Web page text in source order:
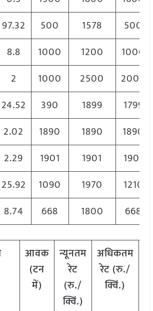
97.32 500 1578
500
8.8 1000 1200
1000
2 1000 2500
2000
24.52 390 1899
1799
2.02 1890 1890
1890
2.29 1901 1901
1901
25.92 1090 1970
1210
8.74 668 1800 668
आवक
(टन
में)
न्यूनतम
रेट
(रु./
क्विं.)
अधिकतम
रेट (रु./
क्विं.)